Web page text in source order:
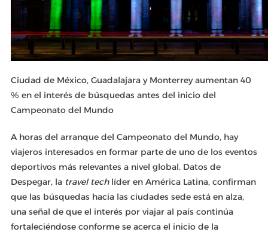
Ciudad de México, Guadalajara y Monterrey aumentan 40
% en el interés de búsquedas antes del inicio del
Campeonato del Mundo
A horas del arranque del Campeonato del Mundo, hay
viajeros interesados en formar parte de uno de los eventos
deportivos más relevantes a nivel global. Datos de
Despegar, la travel tech líder en América Latina, confirman
que las búsquedas hacia las ciudades sede está en alza,
una señal de que el interés por viajar al país continúa
fortaleciéndose conforme se acerca el inicio de la